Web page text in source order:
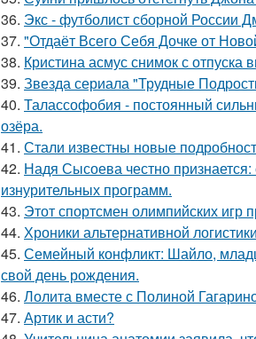
36. Экс - футболист сборной России
37. "Отдаёт Всего Себя Дочке от
38. Кристина асмус снимок с отпуска
39. Звезда сериала "Трудные
40. Талассофобия - постоянный
озёра.
41. Стали известны новые
42. Надя Сысоева честно
изнурительных программ.
43. Этот спортсмен олимпийских игр
44. Хроники альтернативной
45. Семейный конфликт: Шайло,
свой день рождения.
46. Лолита вместе с Полиной
47. Артик и асти?